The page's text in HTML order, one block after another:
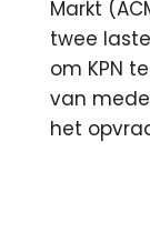
Markt
twee
om KPN
van
het